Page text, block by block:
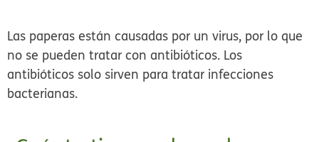
Las paperas están causadas por un virus, por lo que
no se pueden tratar con antibióticos. Los
antibióticos solo sirven para tratar infecciones
bacterianas.